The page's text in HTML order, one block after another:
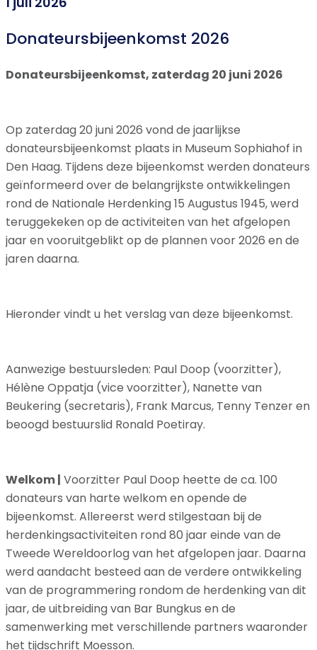
Donateursbijeenkomst 2026
Donateursbijeenkomst, zaterdag 20 juni 2026
Op zaterdag 20 juni 2026 vond de jaarlijkse
donateursbijeenkomst plaats in Museum Sophiahof in
Den Haag. Tijdens deze bijeenkomst werden donateurs
geïnformeerd over de belangrijkste ontwikkelingen
rond de Nationale Herdenking 15 Augustus 1945, werd
teruggekeken op de activiteiten van het afgelopen
jaar en vooruitgeblikt op de plannen voor 2026 en de
jaren daarna.
Hieronder vindt u het verslag van deze bijeenkomst.
Aanwezige bestuursleden: Paul Doop (voorzitter),
Hélène Oppatja (vice voorzitter), Nanette van
Beukering (secretaris), Frank Marcus, Tenny Tenzer en
beoogd bestuurslid Ronald Poetiray.
Welkom | Voorzitter Paul Doop heette de ca. 100
donateurs van harte welkom en opende de
bijeenkomst. Allereerst werd stilgestaan bij de
herdenkingsactiviteiten rond 80 jaar einde van de
Tweede Wereldoorlog van het afgelopen jaar. Daarna
werd aandacht besteed aan de verdere ontwikkeling
van de programmering rondom de herdenking van dit
jaar, de uitbreiding van Bar Bungkus en de
samenwerking met verschillende partners waaronder
het tijdschrift Moesson.